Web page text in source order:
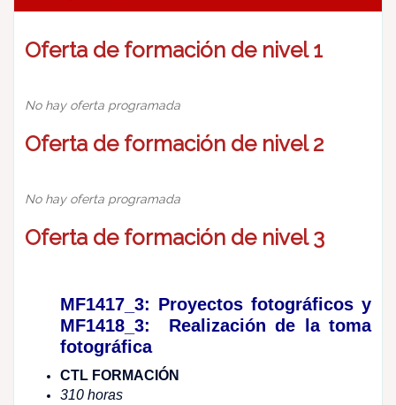
Oferta de formación de nivel 1
No hay oferta programada
Oferta de formación de nivel 2
No hay oferta programada
Oferta de formación de nivel 3
MF1417_3: Proyectos fotográficos y
MF1418_3: Realización de la toma
fotográfica
CTL FORMACIÓN
310 horas